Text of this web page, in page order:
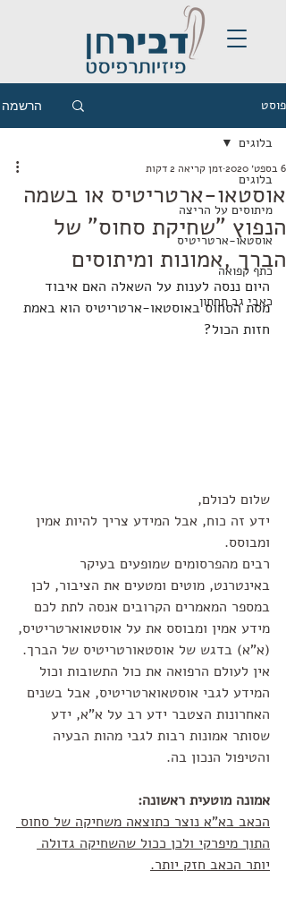
פוסט הרשמה
בלוגים
מיתוסים על הריצה
אוסטאו-ארטריטיס
כתף קפואה
כאבי גב תחתון
בלוגים
אוסטאו-ארטריטיס או בשמה
הנפוץ "שחיקת סחוס" של
הברך ,אמונות ומיתוסים
6 בספט׳ 2020 זמן קריאה 2 דקות
היום ננסה לענות על השאלה האם איבוד
מסת הסחוס באוסטאו-ארטריטיס הוא באמת
חזות הכול?
שלום לכולם,
ידע זה כוח, אבל המידע צריך להיות אמין
ומבוסס.
רבים מהפרסומים שמופעים בעיקר
באינטרנט, מוטים ומטעים את הציבור, לכן
במספר המאמרים הקרובים אנסה לתת לכם
מידע אמין ומבוסס את על אוסטאוארטריטיס,
(א"א) בדגש של אוסטאורטריטיס של הברך.
אין לעולם הרפואה את כול התשובות וכול
המידע לגבי אוסטאוארטריטיס, אבל בשנים
האחרונות הצטבר ידע רב על א"א, ידע
שסותר אמונות רבות לגבי מהות הבעיה
והטיפול הנכון בה.
אמונה מוטעית ראשונה:
הכאב בא"א נוצר כתוצאה משחיקה של סחוס
התוך מיפרקי ולכן ככול שהשחיקה גדולה
יותר הכאב חזק יותר.